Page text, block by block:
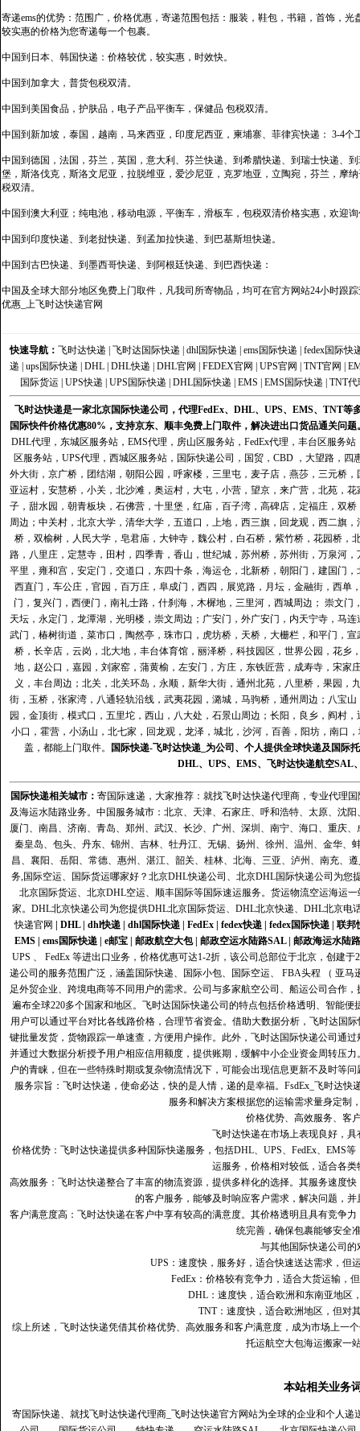
寄递ems的优势：范围广，价格优惠，寄递范围包括：服装，鞋包，书籍，首饰，
较实惠的价格为您寄递每一个包裹。
中国到日本、韩国快递：价格较优，较实惠，时效快。
中国到加拿大，普货包税双清。
中国到美国食品，护肤品，电子产品平衡车，保健品 包税双清。
中国到新加坡，泰国，越南，马来西亚，印度尼西亚，柬埔寨、菲律宾快递： 3-4个
中国到德国，法国，芬兰，英国，意大利、芬兰快递、到希腊快递、到瑞士快递、
堡，斯洛伐克，斯洛文尼亚，拉脱维亚，爱沙尼亚，克罗地亚，立陶宛，芬兰，摩
税双清。
中国到澳大利亚；纯电池，移动电源，平衡车，滑板车，包税双清价格实惠，欢迎
中国到印度快递、到老挝快递、到孟加拉快递、到巴基斯坦快递。
中国到古巴快递、到墨西哥快递、到阿根廷快递、到巴西快递：
中国及全球大部分地区免费上门取件，凡我司所寄物品，均可在官方网站24小时跟
优惠_上飞时达快递官网
快速导航： 飞时达快递 飞时达国际快递 dhl国际快递 ems国际快递
fedex国际快
递
ups国际快递 DHL DHL快递 DHL官网 FEDEX官网 UPS官网 TNT官网
国际货运| UPS快递 UPS国际快递 DHL国际快递 EMS EMS国际快递 TNT代
飞时达快递是一家北京国际快递公司，代理FedEx、DHL、UPS、EMS、TNT
国际快件价格优惠80%，支持京东、顺丰免费上门取件，解决进出口货品通关问题
DHL代理 ， 东城区服务站 ， EMS代理 ， 房山区服务站 ， FedEx代理 ， 丰台区服务站
区服务站， UPS代理 ， 西城区服务站， 国际快递公司 ，国贸，CBD ，大望路，
外大街，京广桥，团结湖，朝阳公园，呼家楼，三里屯，麦子店，燕莎，三元桥
亚运村，安慧桥，小关，北沙滩，奥运村，大屯，小营，望京，来广营，北苑，
子，甜水园，朝青板块，石佛营，十里堡，红庙，百子湾，高碑店，定福庄，双
周边；中关村，北京大学，清华大学，五道口，上地，西三旗，回龙观，西二旗
桥，双榆树，人民大学，皂君庙，大钟寺，魏公村，白石桥，紫竹桥，花园桥
路，八里庄，定慧寺，田村，四季青，香山，世纪城，苏州桥，苏州街，万泉河
平里，雍和宫，安定门，交道口，东四十条，海运仓，北新桥，朝阳门，建国门
西直门，车公庄，官园，百万庄，阜成门，西四，展览路，月坛，金融街，西
门，复兴门，西便门，南礼士路，什刹海，木樨地，三里河，西城周边； 崇文
天坛，永定门，龙潭湖，光明楼，崇文周边；广安门，外广安门，内天宁寺，马
武门，椿树街道，菜市口，陶然亭，珠市口，虎坊桥，天桥，大栅栏，和平门，
桥，长辛店，云岗，北大地，丰台体育馆，丽泽桥，科技园区，世界公园，花
地，赵公口，嘉园，刘家窑，蒲黄榆，左安门，方庄，东铁匠营，成寿寺，宋
义，丰台周边；北关，北关环岛，永顺，新华大街，通州北苑，八里桥，果园
街，玉桥，张家湾，八通轻轨沿线，武夷花园，潞城，马驹桥，通州周边；八宝
园，金顶街，模式口，五里坨，西山，八大处，石景山周边；长阳，良乡，阎村
小口，霍营，小汤山，北七家，回龙观，龙泽，城北，沙河，百善，阳坊，南口
盖，都能上门取件。
国际快递-飞时达快递_为公司、个人提供全球快递及国际
DHL、 UPS、 EMS、 飞时达快递航空SAL
国际快递相关城市： 寄国际速递，大家推荐：就找飞时达快递代理商，专业代理
及海运水陆路业务。中国服务城市：北京、天津、石家庄、呼和浩特、太原、沈
厦门、南昌、济南、青岛、郑州、武汉、长沙、广州、深圳、南宁、海口、重庆
秦皇岛、包头、丹东、锦州、吉林、牡丹江、无锡、扬州、徐州、温州、金华
昌、襄阳、岳阳、常德、惠州、湛江、韶关、桂林、北海、三亚、泸州、南充、
务,国际空运、国际货运哪家好？北京DHL快递公司、北京DHL国际快递公司为
北京国际货运、北京DHL空运、顺丰国际等国际速运服务。货运物流空运海运
家。DHL北京快递公司为您提供DHL北京国际货运、DHL北京快递、DHL北京电
快递官网
DHL| dhl快递| dhl国际快递| FedEx| fedex快递| fedex国际快递| 联邦
EMS| ems国际快递| e邮宝| 邮政航空大包| 邮政空运水陆路SAL| 邮政海运水陆路
UPS 、 FedEx 等进出口业务，价格优惠可达1-2折，该公司总部位于北京，创建
递公司的服务范围广泛，涵盖国际快递、国际小包、国际空运、 FBA头程 （ 亚
足外贸企业、跨境电商等不同用户的需求。公司与多家航空公司、船运公司合作
遍布全球220多个国家和地区。飞时达国际快递公司的特点包括价格透明、智能
用户可以通过平台对比各线路价格，合理节省资金。借助大数据分析，飞时达国
键批量发货，货物跟踪一单速查，方便用户操作。此外，飞时达国际快递公司通
并通过大数据分析授予用户相应信用额度，提供账期，缓解中小企业资金周转压
户的青睐，但在一些特殊时期或复杂物流情况下，可能会出现信息更新不及时等
服务宗旨：飞时达快递，使命必达，快的是人情，递的是幸福。FsdEx_飞时达
服务和解决方案根据您的运输需求量身定制
价格优势、高效服务、客
飞时达快递在市场上表现良好，
价格优势：飞时达快递提供多种国际快递服务，包括DHL、UPS、FedEx、EMS
运服务，价格相对较低，适合各
高效服务：飞时达快递整合了丰富的物流资源，提供多样化的选择。其服务速度
的客户服务，能够及时响应客户需求，解决问题，
客户满意度高‌：飞时达快递在客户中享有较高的满意度。其价格透明且具有竞争
统完善，确保包裹能够安全
与其他国际快递公司的
UPS：速度快，服务好，适合快速送达需求，但
FedEx：价格较有竞争力，适合大货运输，
DHL：速度快，适合欧洲和东南亚地区
TNT：速度快，适合欧洲地区，但对
综上所述，飞时达快递凭借其价格优势、高效服务和客户满意度，成为市场上一
托运航空大包海运搬家一
本站相关业务
寄国际快递、就找飞时达快递代理商_飞时达快递官方网站为全球的企业和个人递